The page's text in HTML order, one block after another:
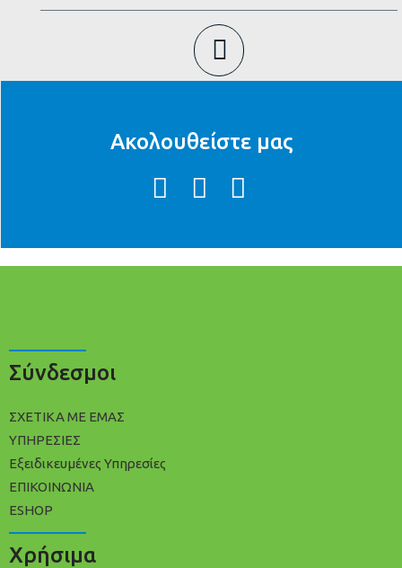
Ακολουθείστε μας
Σύνδεσμοι
ΣΧΕΤΙΚΑ ΜΕ ΕΜΑΣ
ΥΠΗΡΕΣΙΕΣ
Εξειδικευμένες Υπηρεσίες
ΕΠΙΚΟΙΝΩΝΙΑ
ESHOP
Χρήσιμα